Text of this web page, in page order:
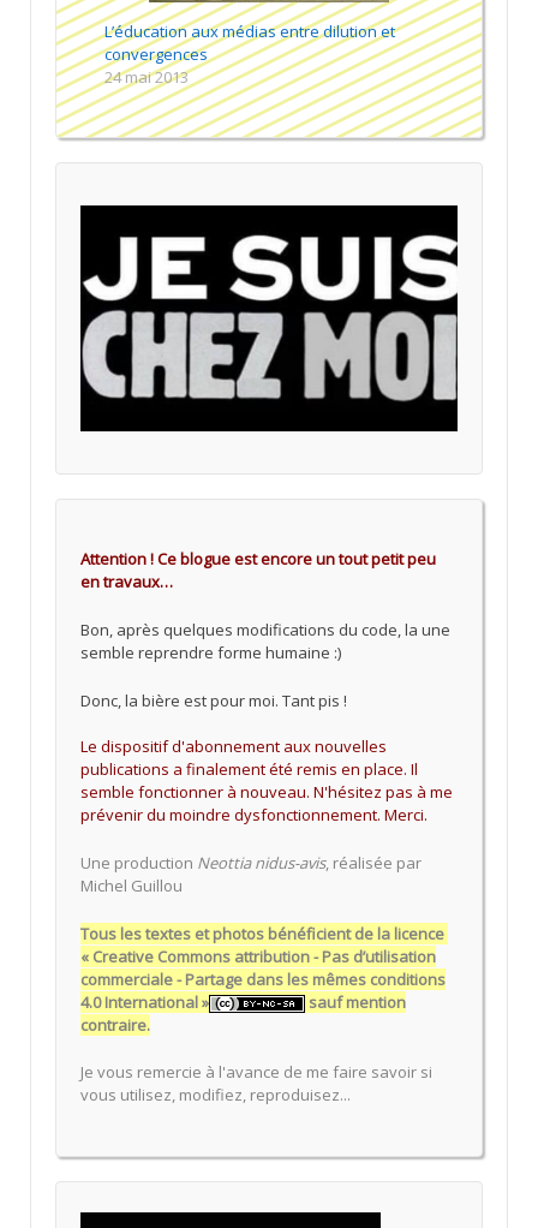
L’éducation aux médias entre dilution et
convergences
24 mai 2013
Attention ! Ce blogue est encore un tout petit peu
en travaux…
Bon, après quelques modifications du code, la une
semble reprendre forme humaine :)
Donc, la bière est pour moi. Tant pis !
Le dispositif d'abonnement aux nouvelles
publications a finalement été remis en place. Il
semble fonctionner à nouveau. N'hésitez pas à me
prévenir du moindre dysfonctionnement. Merci.
Une production Neottia nidus-avis, réalisée par
Michel Guillou
Tous les textes et photos bénéficient de la licence
« Creative Commons attribution - Pas d’utilisation
commerciale - Partage dans les mêmes conditions
4.0 International »
sauf mention
contraire.
Je vous remercie à l'avance de me faire savoir si
vous utilisez, modifiez, reproduisez...